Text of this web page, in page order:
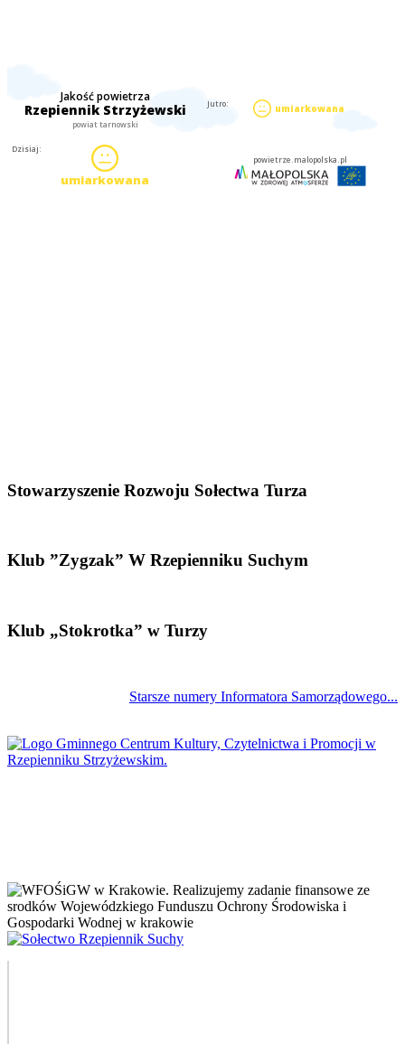
Stowarzyszenie Rozwoju Sołectwa Turza
Klub ”Zygzak” W Rzepienniku Suchym
Klub „Stokrotka” w Turzy
Starsze numery Informatora Samorządowego...